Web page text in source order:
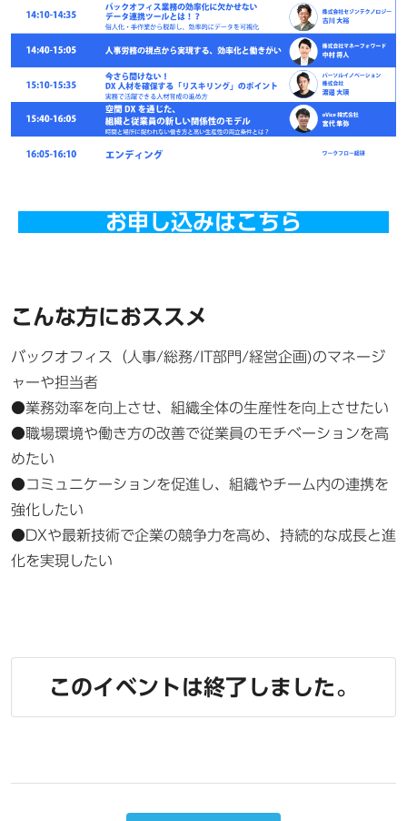
お申し込みはこちら
こんな方におススメ
バックオフィス（人事/総務/IT部門/経営企画)のマネージ
ャーや担当者
●業務効率を向上させ、組織全体の生産性を向上させたい
●職場環境や働き方の改善で従業員のモチベーションを高
めたい
●コミュニケーションを促進し、組織やチーム内の連携を
強化したい
●DXや最新技術で企業の競争力を高め、持続的な成長と進
化を実現したい
このイベントは終了しました。